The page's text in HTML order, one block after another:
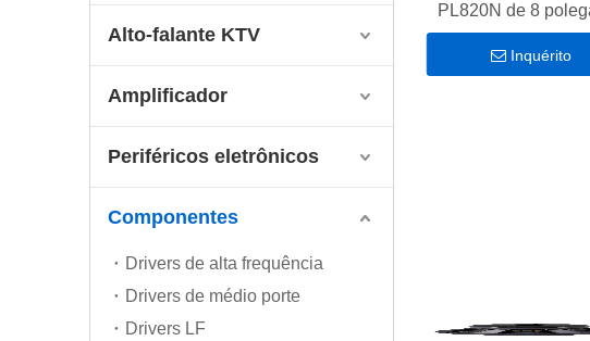
Alto-falante KTV
Amplificador
Periféricos eletrônicos
Componentes
Drivers de alta frequência
Drivers de médio porte
Drivers LF
PL820N de 8
Inquérito